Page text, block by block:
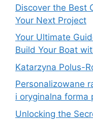
Discover the Best
Your Next Project
Your Ultimate
Build Your Boat
Katarzyna Polus-
Personalizowane
i oryginalna forma
Unlocking the